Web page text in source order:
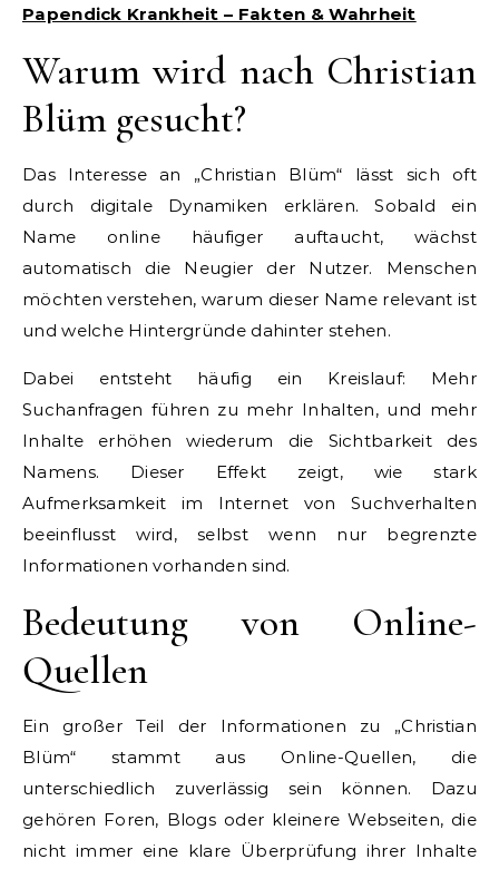
Papendick Krankheit – Fakten & Wahrheit
Warum wird nach Christian
Blüm gesucht?
Das Interesse an „Christian Blüm“ lässt sich oft
durch digitale Dynamiken erklären. Sobald ein
Name online häufiger auftaucht, wächst
automatisch die Neugier der Nutzer. Menschen
möchten verstehen, warum dieser Name relevant ist
und welche Hintergründe dahinter stehen.
Dabei entsteht häufig ein Kreislauf: Mehr
Suchanfragen führen zu mehr Inhalten, und mehr
Inhalte erhöhen wiederum die Sichtbarkeit des
Namens. Dieser Effekt zeigt, wie stark
Aufmerksamkeit im Internet von Suchverhalten
beeinflusst wird, selbst wenn nur begrenzte
Informationen vorhanden sind.
Bedeutung von Online-
Quellen
Ein großer Teil der Informationen zu „Christian
Blüm“ stammt aus Online-Quellen, die
unterschiedlich zuverlässig sein können. Dazu
gehören Foren, Blogs oder kleinere Webseiten, die
nicht immer eine klare Überprüfung ihrer Inhalte